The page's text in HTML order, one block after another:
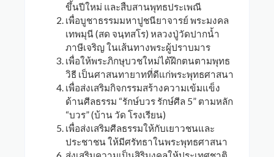
ขึ้นปีใหม่ และสืบสานพุทธประเพณี
เพื่อบูชาธรรมมหาปูชนียาจารย์ พระมงคล
เทพมุนี (สด จนฺทสโร) หลวงปู่วัดปากน้ำ
ภาษีเจริญ ในเส้นทางพระผู้ปราบมาร
เพื่อให้พระภิกษุบวชใหม่ได้ฝึกตนตามพุทธ
วิธี เป็นศาสนทายาทที่ดีแก่พระพุทธศาสนา
เพื่อส่งเสริมกิจกรรมสร้างความเข้มแข็ง
ด้านศีลธรรม “รักษ์บวร รักษ์ศีล 5” ตามหลัก
“บวร” (บ้าน วัด โรงเรียน)
เพื่อส่งเสริมศีลธรรมให้กับเยาวชนและ
ประชาชน ให้มีศรัทธาในพระพุทธศาสนา